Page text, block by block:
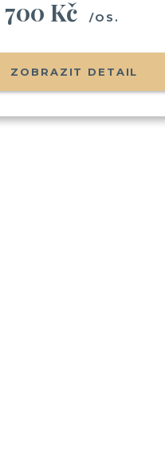
700 Kč /OS.
ZOBRAZIT DETAIL